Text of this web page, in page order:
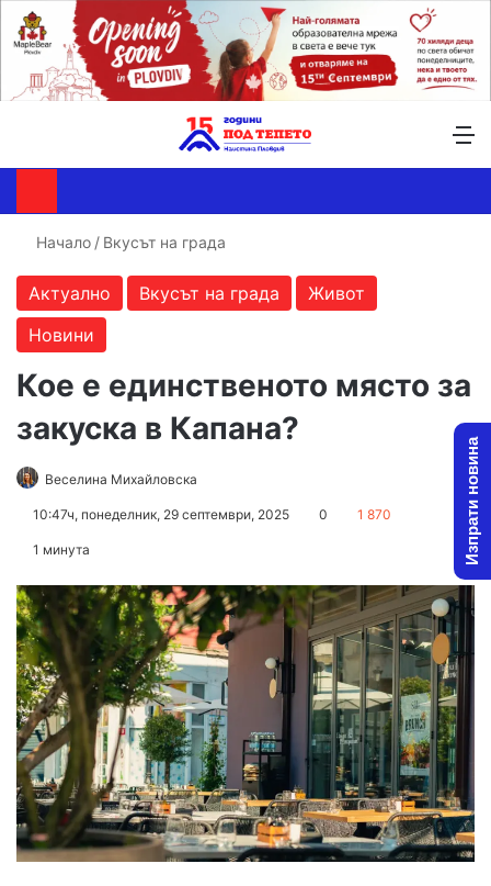
Начало / Вкусът на града
Актуално Вкусът на града
Живот
Новини
Кое е единственото място за
закуска в Капана?
Веселина Михайловска
10:47ч, понеделник, 29 септември, 2025 0 1 870
1 минута Изпрати новина